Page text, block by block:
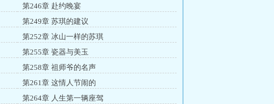
第246章 赴约晚宴
第249章 苏琪的建议
第252章 冰山一样的苏琪
第255章 瓷器与美玉
第258章 祖师爷的名声
第261章 这情人节闹的
第264章 人生第一辆座驾